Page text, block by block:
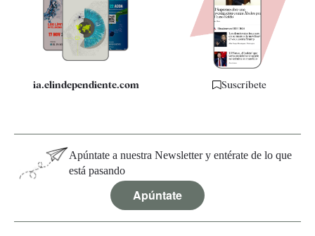
Quiénes somos
Especificaciones
ia.elindependiente.com Suscríbete
Apúntate a nuestra Newsletter y entérate de lo que
está pasando
Apúntate